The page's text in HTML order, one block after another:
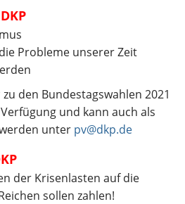
Probleme unserer Zeit
den Bundestagswahlen 2021
und kann auch als
unter pv@dkp.de
der Krisenlasten auf die
sollen zahlen!